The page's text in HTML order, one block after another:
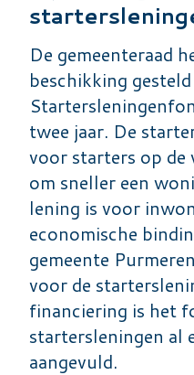
De gemeenteraad
beschikking
twee jaar. De
voor starters op
om sneller een
lening is voor
economische
gemeente
voor de
financiering is het
startersleningen al
aangevuld.